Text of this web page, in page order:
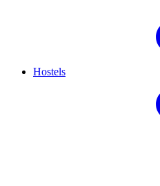
Hostels